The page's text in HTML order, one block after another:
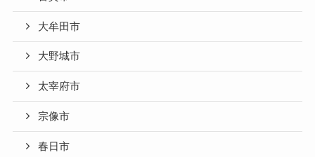
大牟田市
大野城市
太宰府市
宗像市
春日市